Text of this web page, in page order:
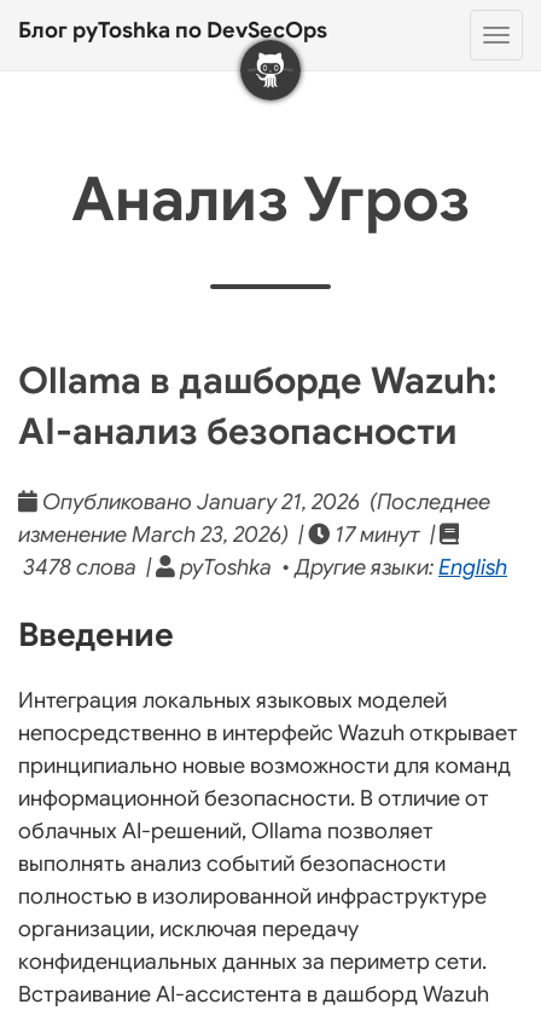
Блог pyToshka по DevSecOps
Анализ Угроз
Ollama в дашборде Wazuh:
AI-анализ безопасности
Опубликовано January 21, 2026 (Последнее
изменение March 23, 2026) |
17 минут |
3478 слова |
pyToshka • Другие языки:English
Введение
Интеграция локальных языковых моделей
непосредственно в интерфейс Wazuh открывает
принципиально новые возможности для команд
информационной безопасности. В отличие от
облачных AI-решений, Ollama позволяет
выполнять анализ событий безопасности
полностью в изолированной инфраструктуре
организации, исключая передачу
конфиденциальных данных за периметр сети.
Встраивание AI-ассистента в дашборд Wazuh